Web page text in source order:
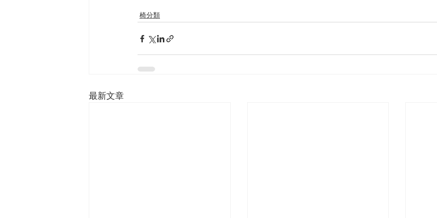
椅分類
最新文章